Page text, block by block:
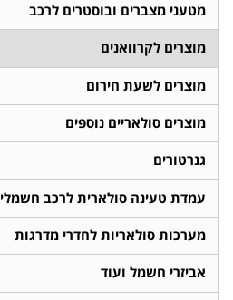
מטעני מצברים ובוסטרים לרכב
מוצרים לקרוואנים
מוצרים לשעת חירום
מוצרים סולאריים נוספים
גנרטורים
עמדת טעינה סולארית לרכב חשמלי
מערכות סולאריות לחדרי מדרגות
אביזרי חשמל ועוד